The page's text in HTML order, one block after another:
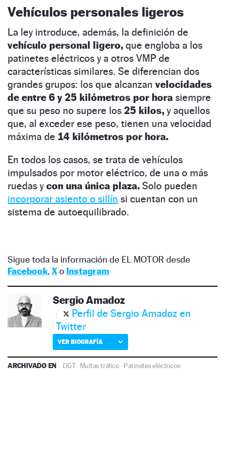
Vehículos personales ligeros
La ley introduce, además, la definición de
vehículo personal ligero, que engloba a los
patinetes eléctricos y a otros VMP de
características similares. Se diferencian dos
grandes grupos: los que alcanzan velocidades
de entre 6 y 25 kilómetros por hora siempre
que su peso no supere los 25 kilos, y aquellos
que, al exceder ese peso, tienen una velocidad
máxima de 14 kilómetros por hora.
En todos los casos, se trata de vehículos
impulsados por motor eléctrico, de una o más
ruedas ycon una única plaza. Solo pueden
incorporar asiento o sillín si cuentan con un
sistema de autoequilibrado.
Sigue toda la información de EL MOTOR desde
Facebook, Xo Instagram
Sergio Amadoz
Perfil de Sergio Amadoz en
Twitter
VER BIOGRAFÍA
ARCHIVADO EN DGT· Multas tráfico · Patinetes eléctricos